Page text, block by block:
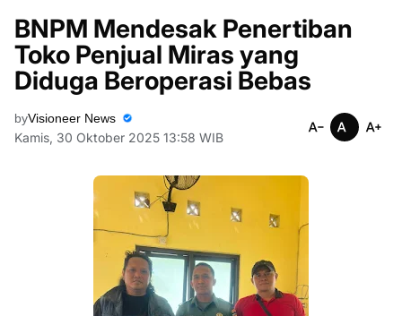
BNPM Mendesak Penertiban
Toko Penjual Miras yang
Diduga Beroperasi Bebas
byVisioneer News
Kamis, 30 Oktober 2025 13:58 WIB